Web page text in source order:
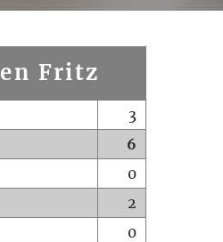
Fritz
3
6
0
2
0